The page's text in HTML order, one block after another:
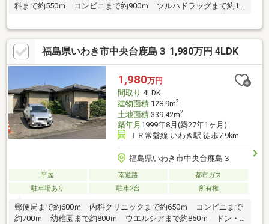
科まで約550ｍ コンビニまで約900ｍ ツルハドラッグまで約1.3
ｋｍ小学校まで約280ｍ 中学校まで約600ｍ
福島県いわき市中央台鹿島３ 1,980万円 4LDK
1,980万円
間取り 4LDK
建物面積128.9m2
土地面積339.42m2
築年月 1999年8月(築27年1ヶ月)
ＪＲ常磐線 いわき駅 徒歩7.9km
福島県いわき市中央台鹿島３
平屋 南道路
都市ガス
駐車場あり
駐車2台 所有権
郵便局まで約600ｍ 内科クリニックまで約650ｍ コンビニまで
約700ｍ 幼稚園まで約800ｍ ウエルシアまで約850ｍ ドン・